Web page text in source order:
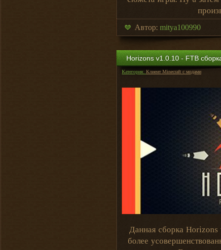
Автор: mitya100990
Horizons v1.0.10 - FTB
Категория: Клиент Minecraft с модами
Данная сборка Horizons
более